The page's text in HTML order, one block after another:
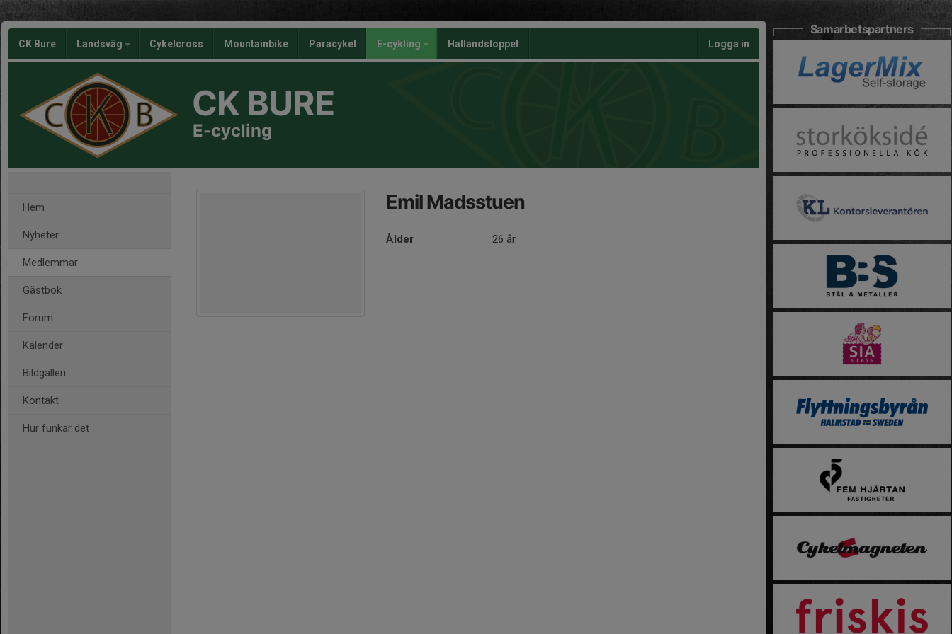
CK Bure Landsväg Cykelcross Mountainbike Paracykel E-cykling Hallandsloppet Logga in
CK BURE
E-cycling
Hem
Nyheter
Medlemmar
Gästbok
Forum
Kalender
Bildgalleri
Kontakt
Hur funkar det
Emil Madsstuen
Ålder 26 år
Samarbetspartners